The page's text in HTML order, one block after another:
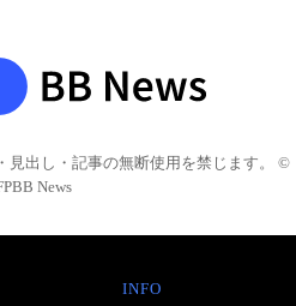
見出し・記事の無断使用を禁じます。 ©
News
INFO